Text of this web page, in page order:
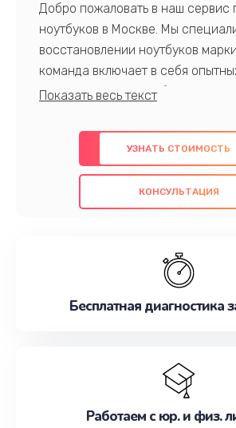
Добро пожаловать в наш сервис
ноутбуков в Москве. Мы
восстановлении ноутбуков
команда включает в себя
профессионалов с обширными
предлагаем быстрый и
использованием оригинальных
также гарантируем качество
проведенных работ. Наша цель -
наилучшим образом. Не медлите
УЗНАТЬ СТОИМОСТЬ
КОНСУЛЬТАЦИЯ
Бесплатная диагностика
Работаем с юр. и физ.